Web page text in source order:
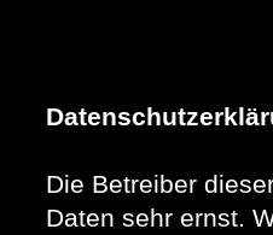
Die Betreiber
Daten sehr ernst.